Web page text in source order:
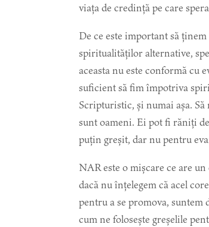
viața de credință pe care
De ce este important să
spiritualităților alternative,
aceasta nu este conformă cu
suficient să fim împotriva
Scripturistic, și numai așa.
sunt oameni. Ei pot fi răniți
puțin greșit, dar nu pentru
NAR este o mișcare ce are
dacă nu înțelegem că acel
pentru a se promova, suntem
cum ne folosește greșelile